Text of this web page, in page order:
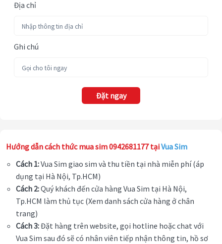
Địa chỉ
Ghi chú
Đặt ngay
Hướng dẫn cách thức mua sim 0942681177 tạiVua Sim
Cách 1:Vua Sim giao sim và thu tiền tại nhà miễn phí (áp
dụng tại Hà Nội, Tp.HCM)
Cách 2:Quý khách đến cửa hàng Vua Sim tại Hà Nội,
Tp.HCM làm thủ tục (Xem danh sách cửa hàng ở chân
trang)
Cách 3:Đặt hàng trên website, gọi hotline hoặc chat với
Vua Sim sau đó sẽ có nhân viên tiếp nhận thông tin, hồ sơ